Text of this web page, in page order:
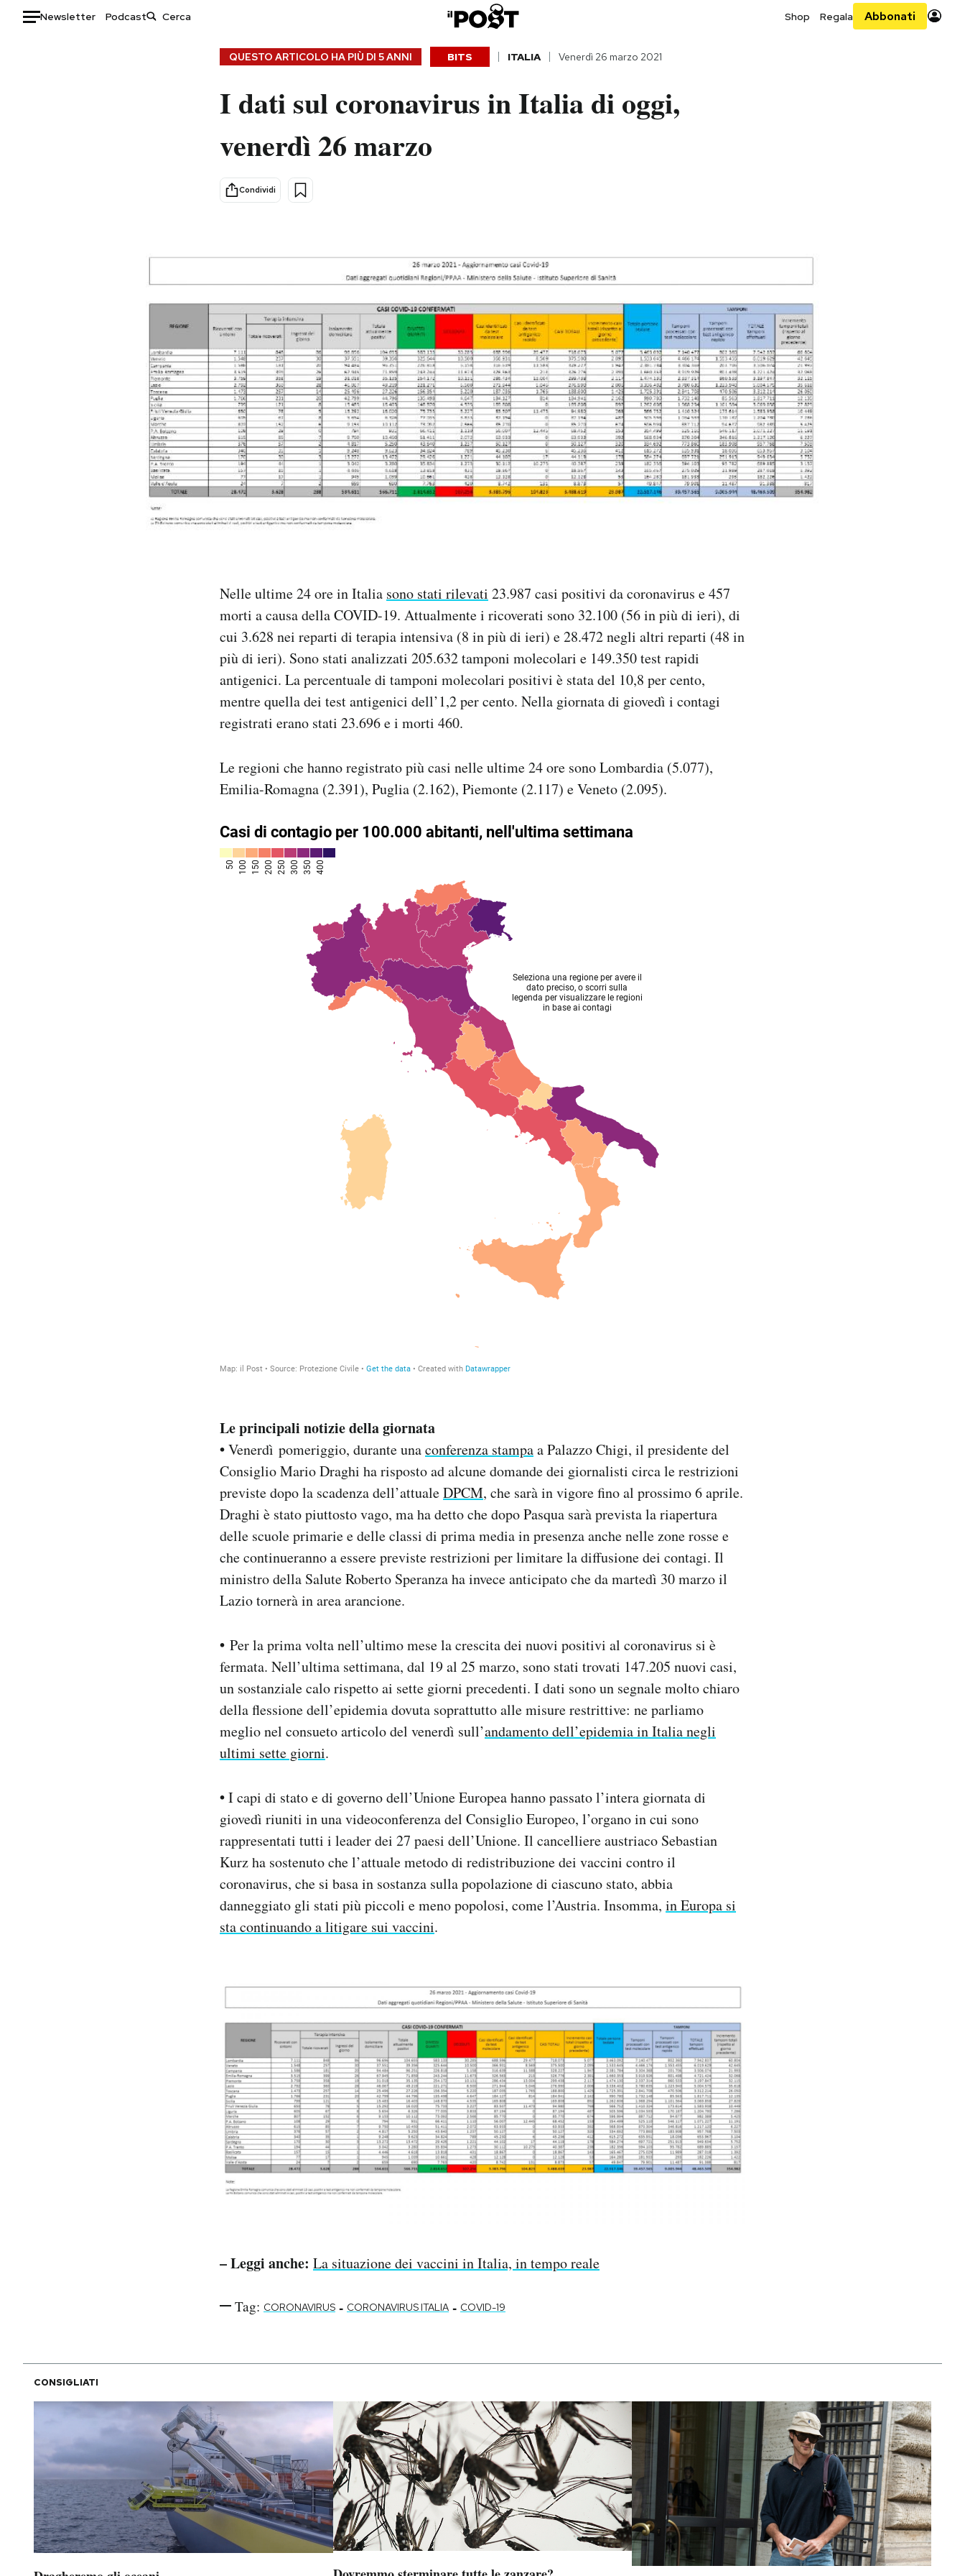
Newsletter Podcast Shop Regala Abbonati
Storie/Idee
Ok Boomer!
Mondiali calcio 2026
QUESTO ARTICOLO HA PIÙ DI 5 ANNI BITS ITALIA Venerdì 26 marzo 2021
I dati sul coronavirus in Italia di oggi,
venerdì 26 marzo
Condividi
Nelle ultime 24 ore in Italia sono stati rilevati 23.987 casi positivi da coronavirus e 457
morti a causa della COVID-19. Attualmente i ricoverati sono 32.100 (56 in più di ieri), di
cui 3.628 nei reparti di terapia intensiva (8 in più di ieri) e 28.472 negli altri reparti (48 in
più di ieri). Sono stati analizzati 205.632 tamponi molecolari e 149.350 test rapidi
antigenici. La percentuale di tamponi molecolari positivi è stata del 10,8 per cento,
mentre quella dei test antigenici dell’1,2 per cento. Nella giornata di giovedì i contagi
registrati erano stati 23.696 e i morti 460.
Le regioni che hanno registrato più casi nelle ultime 24 ore sono Lombardia (5.077),
Emilia-Romagna (2.391), Puglia (2.162), Piemonte (2.117) e Veneto (2.095).
Le principali notizie della giornata
•Venerdì pomeriggio, durante unaconferenza stampaa Palazzo Chigi, il presidente del
Consiglio Mario Draghi ha risposto ad alcune domande dei giornalisti circa le restrizioni
previste dopo la scadenza dell’attualeDPCM, che sarà in vigore fino al prossimo 6 aprile.
Draghi è stato piuttosto vago, ma ha detto che dopo Pasqua sarà prevista la riapertura
delle scuole primarie e delle classi di prima media in presenza anche nelle zone rosse e
che continueranno a essere previste restrizioni per limitare la diffusione dei contagi. Il
ministro della Salute Roberto Speranza ha invece anticipato che da martedì 30 marzo il
Lazio tornerà in area arancione.
• Per la prima volta nell’ultimo mese la crescita dei nuovi positivi al coronavirus si è
fermata. Nell’ultima settimana, dal 19 al 25 marzo, sono stati trovati 147.205 nuovi casi,
un sostanziale calo rispetto ai sette giorni precedenti. I dati sono un segnale molto chiaro
della flessione dell’epidemia dovuta soprattutto alle misure restrittive: ne parliamo
meglio nel consueto articolo del venerdì sull’andamento dell’epidemia in Italia negli
ultimi sette giorni.
•I capi di stato e di governo dell’Unione Europea hanno passato l’intera giornata di
giovedì riuniti in una videoconferenza del Consiglio Europeo, l’organo in cui sono
rappresentati tutti i leader dei 27 paesi dell’Unione. Il cancelliere austriaco Sebastian
Kurz ha sostenuto che l’attuale metodo di redistribuzione dei vaccini contro il
coronavirus, che si basa in sostanza sulla popolazione di ciascuno stato, abbia
danneggiato gli stati più piccoli e meno popolosi, come l’Austria. Insomma, in Europa si
sta continuando a litigare sui vaccini.
– Leggi anche: La situazione dei vaccini in Italia, in tempo reale
Tag: CORONAVIRUS - CORONAVIRUS ITALIA - COVID-19
CONSIGLIATI